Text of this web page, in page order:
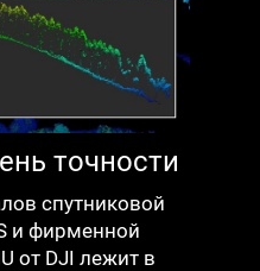
точности
спутниковой
и фирменной
от DJI лежит в